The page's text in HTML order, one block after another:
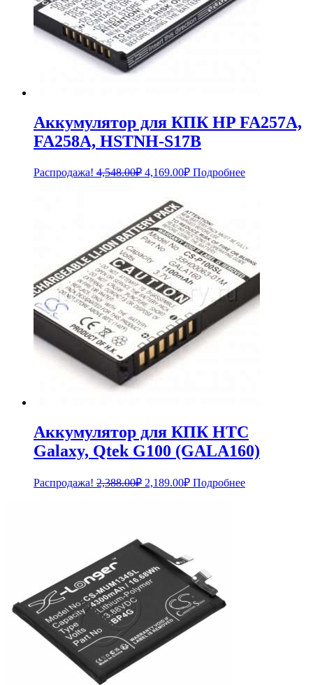
Аккумулятор для КПК HP FA257A,
FA258A, HSTNH-S17B
Распродажа! 4,548.00₽ Первоначальная
4,548.00₽.
4,169.00₽Текущая
Подробнее
Аккумулятор для КПК HTC
Galaxy, Qtek G100 (GALA160)
Распродажа! 2,388.00₽ Первоначальная
2,189.00₽Текущая
цена:
Подробнее